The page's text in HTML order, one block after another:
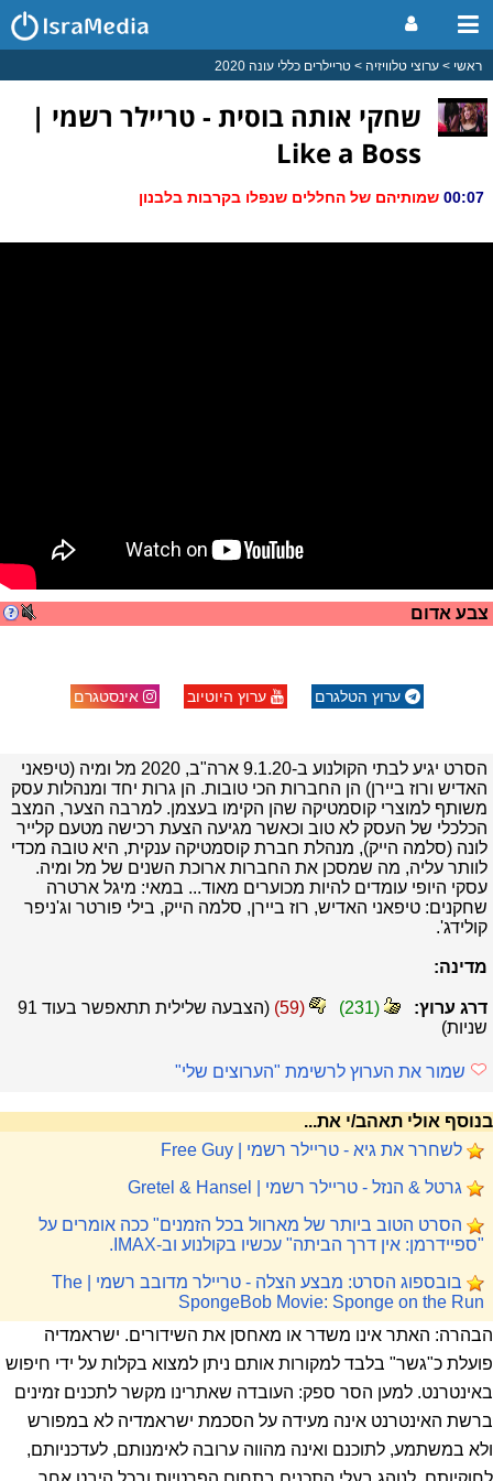
ראשי ערוצי טלוויזיה טריילרים כללי עונה 2020
שחקי אותה בוסית - טריילר רשמי |
Like a Boss
צבע אדום
ערוץ הטלגרם ערוץ היוטיוב אינסטגרם
הסרט יגיע לבתי הקולנוע ב-9.1.20 ארה"ב, 2020 מל ומיה (טיפאני
האדיש ורוז ביירן) הן החברות הכי טובות. הן גרות יחד ומנהלות עסק
משותף למוצרי קוסמטיקה שהן הקימו בעצמן. למרבה הצער, המצב
הכלכלי של העסק לא טוב וכאשר מגיעה הצעת רכישה מטעם קלייר
לונה (סלמה הייק), מנהלת חברת קוסמטיקה ענקית, היא טובה מכדי
לוותר עליה, מה שמסכן את החברות ארוכת השנים של מל ומיה.
עסקי היופי עומדים להיות מכוערים מאוד... במאי: מיגל ארטרה
שחקנים: טיפאני האדיש, רוז ביירן, סלמה הייק, בילי פורטר וג'ניפר
קולידג'.
מדינה:
דרג ערוץ: (
231
)
(
59
) (הצבעה שלילית תתאפשר בעוד 91
שניות)
שמור את הערוץ לרשימת "הערוצים שלי"
בנוסף אולי תאהב/י את...
לשחרר את גיא - טריילר רשמי | Free Guy
גרטל & הנזל - טריילר רשמי | Gretel & Hansel
הסרט הטוב ביותר של מארוול בכל הזמנים" ככה אומרים על
"ספיידרמן: אין דרך הביתה" עכשיו בקולנוע וב-IMAX.
בובספוג הסרט: מבצע הצלה - טריילר מדובב רשמי | The
SpongeBob Movie: Sponge on the Run
הבהרה: האתר אינו משדר או מאחסן את השידורים. ישראמדיה
פועלת כ"גשר" בלבד למקורות אותם ניתן למצוא בקלות על ידי חיפוש
באינטרנט. למען הסר ספק: העובדה שאתרינו מקשר לתכנים זמינים
ברשת האינטרנט אינה מעידה על הסכמת ישראמדיה לא במפורש
ולא במשתמע, לתוכנם ואינה מהווה ערובה לאימנותם, לעדכניותם,